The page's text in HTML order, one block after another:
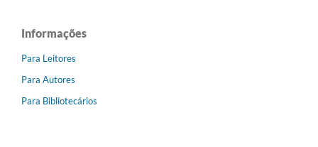
Informações
Para Leitores
Para Autores
Para Bibliotecários